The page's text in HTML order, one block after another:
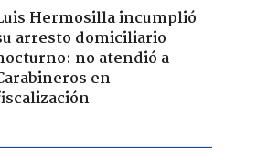
Hermosilla incumplió
arresto domiciliario
no atendió a
en